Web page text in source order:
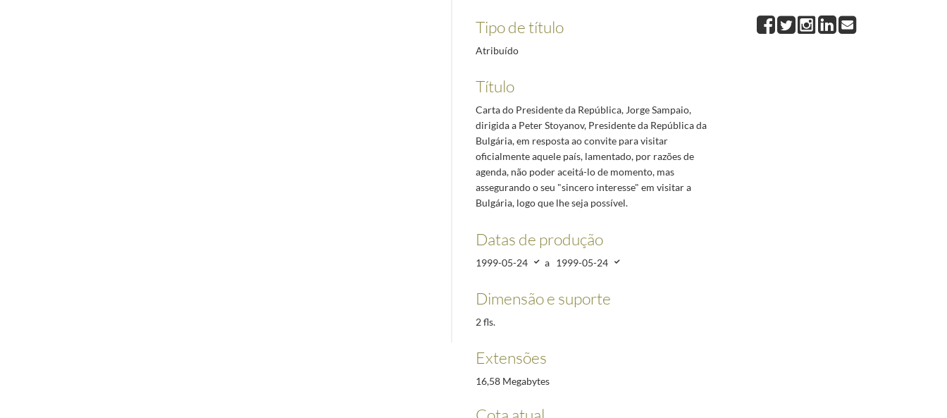
Tipo de título
Atribuído
Título
Carta do Presidente da República, Jorge Sampaio,
dirigida a Peter Stoyanov, Presidente da República da
Bulgária, em resposta ao convite para visitar
oficialmente aquele país, lamentado, por razões de
agenda, não poder aceitá-lo de momento, mas
assegurando o seu "sincero interesse" em visitar a
Bulgária, logo que lhe seja possível.
Datas de produção
1999-05-24 a 1999-05-24
Dimensão e suporte
2 fls.
Extensões
16,58 Megabytes